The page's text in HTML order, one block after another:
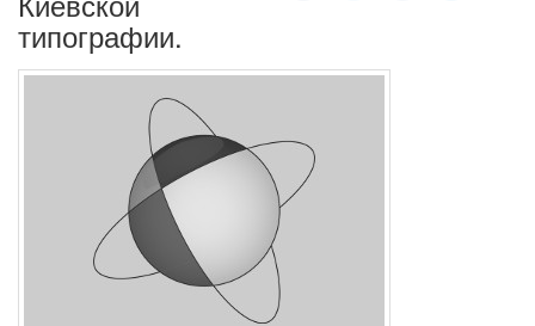
типографии.